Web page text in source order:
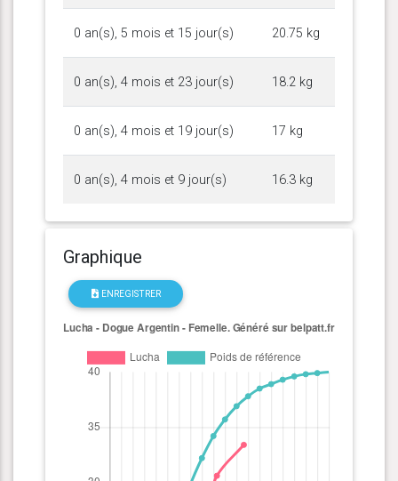
0 an(s), 5 mois et 15 jour(s) 20.75 kg
0 an(s), 4 mois et 23 jour(s) 18.2 kg
0 an(s), 4 mois et 19 jour(s) 17 kg
0 an(s), 4 mois et 9 jour(s) 16.3 kg
Graphique
ENREGISTRER